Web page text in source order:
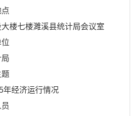
楼七楼濉溪县统计局会议室
年经济运行情况